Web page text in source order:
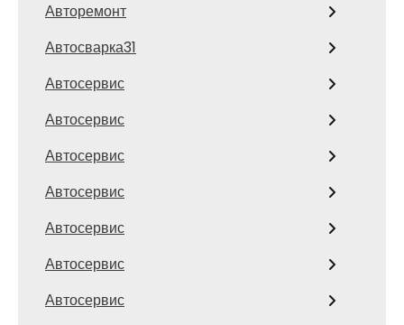
Авторемонт
Автосварка31
Автосервис
Автосервис
Автосервис
Автосервис
Автосервис
Автосервис
Автосервис